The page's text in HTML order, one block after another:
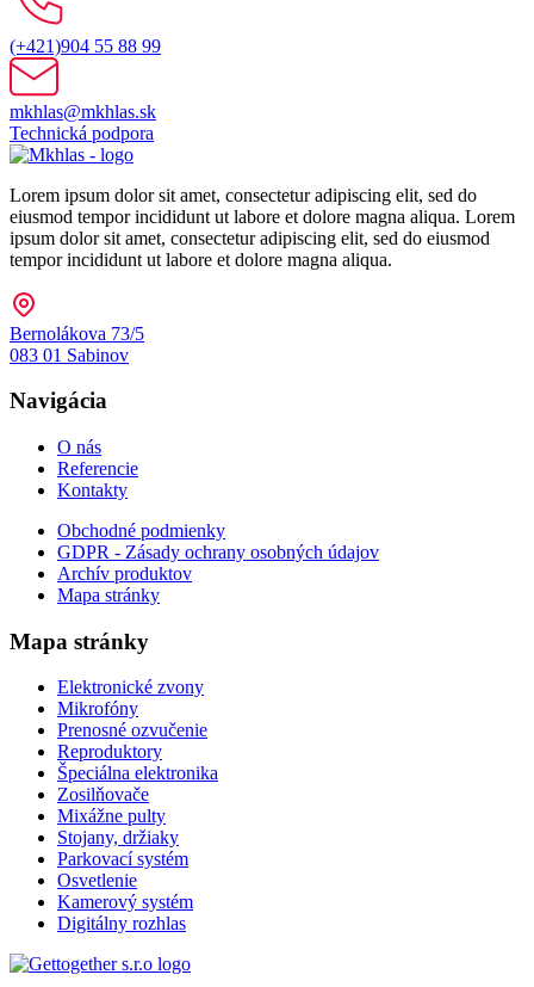
(+421)904 55 88 99
mkhlas@mkhlas.sk
Technická podpora
Lorem ipsum dolor sit amet, consectetur adipiscing elit, sed do
eiusmod tempor incididunt ut labore et dolore magna aliqua. Lorem
ipsum dolor sit amet, consectetur adipiscing elit, sed do eiusmod
tempor incididunt ut labore et dolore magna aliqua.
Bernolákova 73/5
083 01 Sabinov
Navigácia
O nás
Referencie
Kontakty
Obchodné podmienky
GDPR - Zásady ochrany osobných údajov
Archív produktov
Mapa stránky
Mapa stránky
Elektronické zvony
Mikrofóny
Prenosné ozvučenie
Reproduktory
Špeciálna elektronika
Zosilňovače
Mixážne pulty
Stojany, držiaky
Parkovací systém
Osvetlenie
Kamerový systém
Digitálny rozhlas